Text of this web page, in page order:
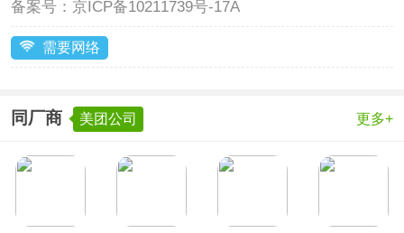
备案号： 京ICP备10211739号-17A
需要网络
同厂商 美团公司 更多+